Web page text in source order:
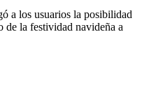
a los usuarios la posibilidad
de la festividad navideña a